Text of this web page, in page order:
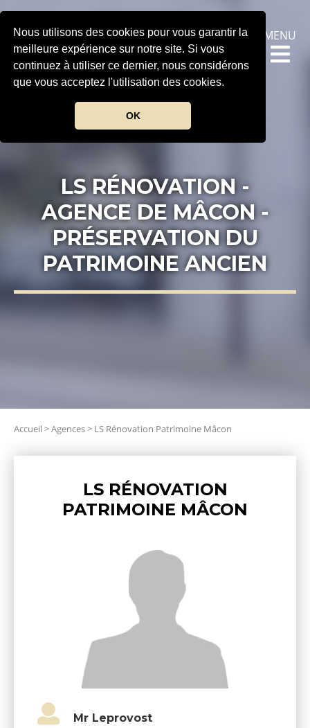
Nous utilisons des cookies pour vous garantir la
meilleure expérience sur notre site. Si vous
continuez à utiliser ce dernier, nous considérons
que vous acceptez l'utilisation des cookies.
OK
.
MENU
LS RÉNOVATION -
AGENCE DE MÂCON -
PRÉSERVATION DU
PATRIMOINE ANCIEN
Accueil >Agences> LS Rénovation Patrimoine Mâcon
LS RÉNOVATION
PATRIMOINE MÂCON
Mr Leprovost